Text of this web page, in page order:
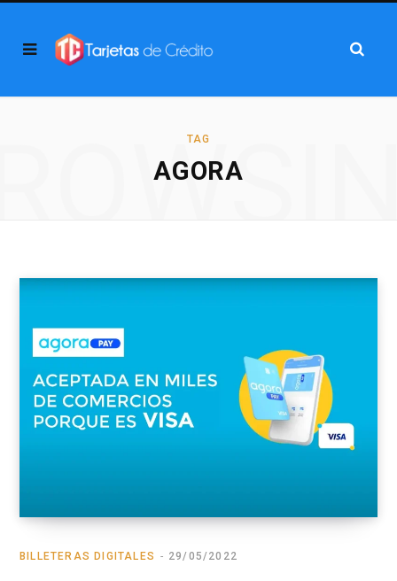
TAG
AGORA
BILLETERAS DIGITALES 29/05/2022